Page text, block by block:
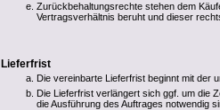
Zurückbehaltungsrechte stehen dem
Vertragsverhältnis beruht und dieser
Lieferfrist
Die vereinbarte Lieferfrist beginnt mit der
Die Lieferfrist verlängert sich ggf. um die
die Ausführung des Auftrages notwendig